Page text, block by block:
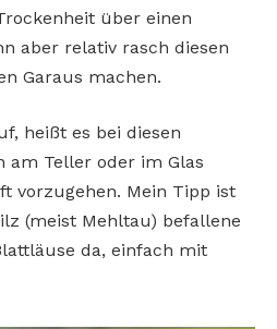
über einen
aber relativ rasch diesen
Garaus machen.
heißt es bei diesen
am Teller oder im Glas
vorzugehen. Mein Tipp ist
(meist Mehltau) befallene
da, einfach mit